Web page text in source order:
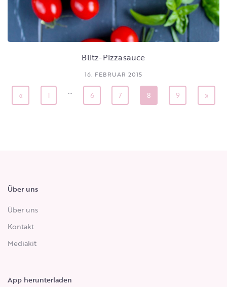
Blitz-Pizzasauce
16. FEBRUAR 2015
« 1 … 6 7 8 9 »
Über uns
Über uns
Kontakt
Mediakit
App herunterladen